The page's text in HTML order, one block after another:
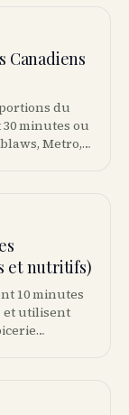
Canadiens
du
minutes ou
Metro,
et nutritifs)
10 minutes
et utilisent